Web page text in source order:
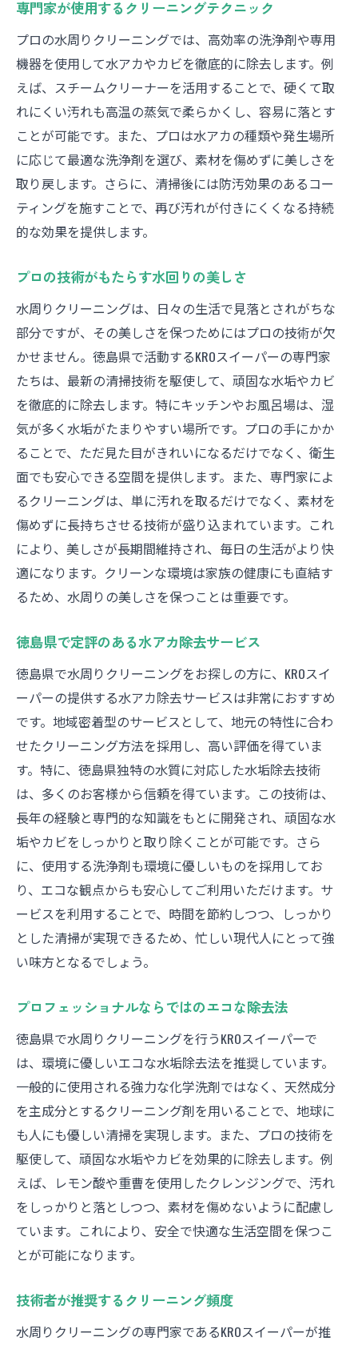
専門家が使用するクリーニングテクニック
プロの水周りクリーニングでは、高効率の洗浄剤や専用
機器を使用して水アカやカビを徹底的に除去します。例
えば、スチームクリーナーを活用することで、硬くて取
れにくい汚れも高温の蒸気で柔らかくし、容易に落とす
ことが可能です。また、プロは水アカの種類や発生場所
に応じて最適な洗浄剤を選び、素材を傷めずに美しさを
取り戻します。さらに、清掃後には防汚効果のあるコー
ティングを施すことで、再び汚れが付きにくくなる持続
的な効果を提供します。
プロの技術がもたらす水回りの美しさ
水周りクリーニングは、日々の生活で見落とされがちな
部分ですが、その美しさを保つためにはプロの技術が欠
かせません。徳島県で活動するKROスイーパーの専門家
たちは、最新の清掃技術を駆使して、頑固な水垢やカビ
を徹底的に除去します。特にキッチンやお風呂場は、湿
気が多く水垢がたまりやすい場所です。プロの手にかか
ることで、ただ見た目がきれいになるだけでなく、衛生
面でも安心できる空間を提供します。また、専門家によ
るクリーニングは、単に汚れを取るだけでなく、素材を
傷めずに長持ちさせる技術が盛り込まれています。これ
により、美しさが長期間維持され、毎日の生活がより快
適になります。クリーンな環境は家族の健康にも直結す
るため、水周りの美しさを保つことは重要です。
徳島県で定評のある水アカ除去サービス
徳島県で水周りクリーニングをお探しの方に、KROスイ
ーパーの提供する水アカ除去サービスは非常におすすめ
です。地域密着型のサービスとして、地元の特性に合わ
せたクリーニング方法を採用し、高い評価を得ていま
す。特に、徳島県独特の水質に対応した水垢除去技術
は、多くのお客様から信頼を得ています。この技術は、
長年の経験と専門的な知識をもとに開発され、頑固な水
垢やカビをしっかりと取り除くことが可能です。さら
に、使用する洗浄剤も環境に優しいものを採用してお
り、エコな観点からも安心してご利用いただけます。サ
ービスを利用することで、時間を節約しつつ、しっかり
とした清掃が実現できるため、忙しい現代人にとって強
い味方となるでしょう。
プロフェッショナルならではのエコな除去法
徳島県で水周りクリーニングを行うKROスイーパーで
は、環境に優しいエコな水垢除去法を推奨しています。
一般的に使用される強力な化学洗剤ではなく、天然成分
を主成分とするクリーニング剤を用いることで、地球に
も人にも優しい清掃を実現します。また、プロの技術を
駆使して、頑固な水垢やカビを効果的に除去します。例
えば、レモン酸や重曹を使用したクレンジングで、汚れ
をしっかりと落としつつ、素材を傷めないように配慮し
ています。これにより、安全で快適な生活空間を保つこ
とが可能になります。
技術者が推奨するクリーニング頻度
水周りクリーニングの専門家であるKROスイーパーが推